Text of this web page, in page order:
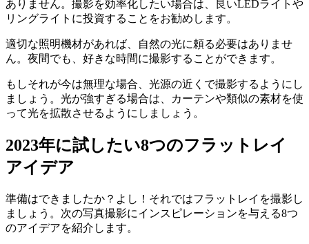
ありません。撮影を効率化したい場合は、良いLEDライトや
リングライトに投資することをお勧めします。
適切な照明機材があれば、自然の光に頼る必要はありませ
ん。夜間でも、好きな時間に撮影することができます。
もしそれが今は無理な場合、光源の近くで撮影するようにし
ましょう。光が強すぎる場合は、カーテンや類似の素材を使
って光を拡散させるようにしましょう。
2023年に試したい8つのフラットレイ
アイデア
準備はできましたか？よし！それではフラットレイを撮影し
ましょう。次の写真撮影にインスピレーションを与える8つ
のアイデアを紹介します。